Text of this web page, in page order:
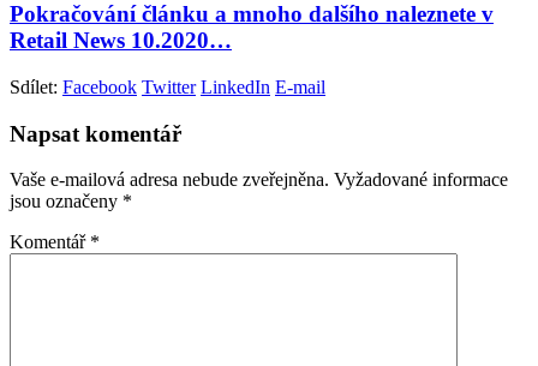
Pokračování článku a mnoho dalšího naleznete v
Retail News 10.2020…
Sdílet: Facebook Twitter LinkedIn E-mail
Napsat komentář
Vaše e-mailová adresa nebude zveřejněna. Vyžadované informace
jsou označeny *
Komentář *